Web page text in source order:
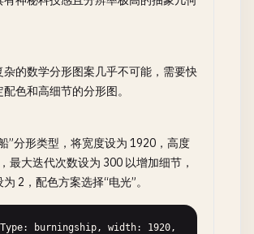
杂的数学分形图案几乎不可能，需要快
色和高细节的分形图。
”分形类型，将宽度设为 1920，高度
最大迭代次数设为 300 以增加细节，
2，配色方案选择“电光”。
burningship, width: 1920,